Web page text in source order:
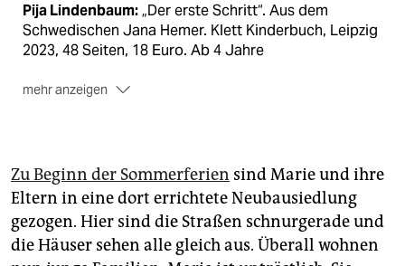
Pija Lindenbaum:„Der erste Schritt“. Aus dem
Schwedischen Jana Hemer. Klett Kinderbuch, Leipzig
2023, 48 Seiten, 18 Euro. Ab 4 Jahre
mehr anzeigen
Verlag, Hildesheim 2023. 192 Seiten, 15 Euro. Ab 10
Jahre
Zu Beginn der Sommerferien sind Marie und ihre
Eltern in eine dort errichtete Neubausiedlung
gezogen. Hier sind die Straßen schnurgerade und
die Häuser sehen alle gleich aus. Überall wohnen